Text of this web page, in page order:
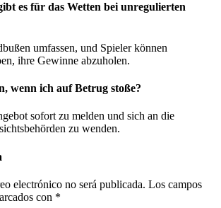
es für das Wetten bei unregulierten
umfassen, und Spieler können
ihre Gewinne abzuholen.
wenn ich auf Betrug stoße?
sofort zu melden und sich an die
zu wenden.
electrónico no será publicada. Los campos
con *